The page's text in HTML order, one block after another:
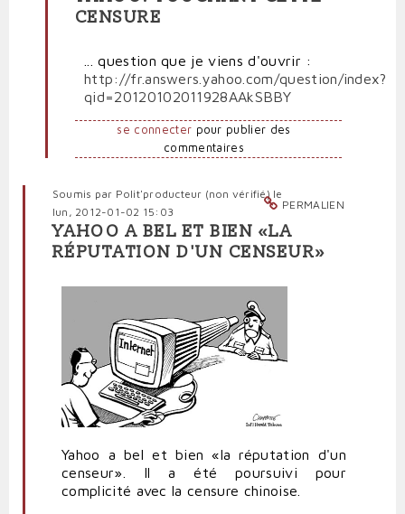
réponse
à
censuré
sur
Yahoo!
Polit'producteur
CENSURE
... question que je viens d'ouvrir :
http://fr.answers.yahoo.com/question/index?
qid=20120102011928AAkSBBY
se connecter pour publier des
commentaires
PERMALIEN
Soumis par Polit'producteur (non vérifié)le
lun, 2012-01-02 15:03
YAHOO A BEL ET BIEN «LA
RÉPUTATION D'UN CENSEUR»
Yahoo a bel et bien «la réputation d'un
censeur». Il a été poursuivi pour
complicité avec la censure chinoise.